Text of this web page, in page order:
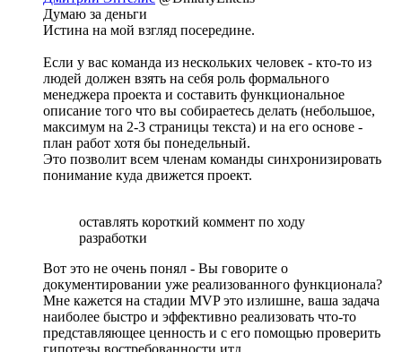
Думаю за деньги
Истина на мой взгляд посередине.
Если у вас команда из нескольких человек - кто-то из
людей должен взять на себя роль формального
менеджера проекта и составить функциональное
описание того что вы собираетесь делать (небольшое,
максимум на 2-3 страницы текста) и на его основе -
план работ хотя бы понедельный.
Это позволит всем членам команды синхронизировать
понимание куда движется проект.
оставлять короткий коммент по ходу
разработки
Вот это не очень понял - Вы говорите о
документировании уже реализованного функционала?
Мне кажется на стадии MVP это излишне, ваша задача
наиболее быстро и эффективно реализовать что-то
представляющее ценность и с его помощью проверить